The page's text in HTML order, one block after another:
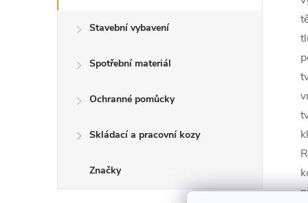
Stavební vybavení
Spotřební materiál
Ochranné pomůcky
Skládací a pracovní kozy
Značky